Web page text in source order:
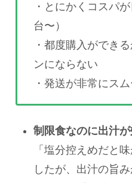
・とにかくコスパ
台〜）
・都度購入ができ
ンにならない
・発送が非常にス
制限食なのに出汁
「塩分控えめだと
したが、出汁の旨